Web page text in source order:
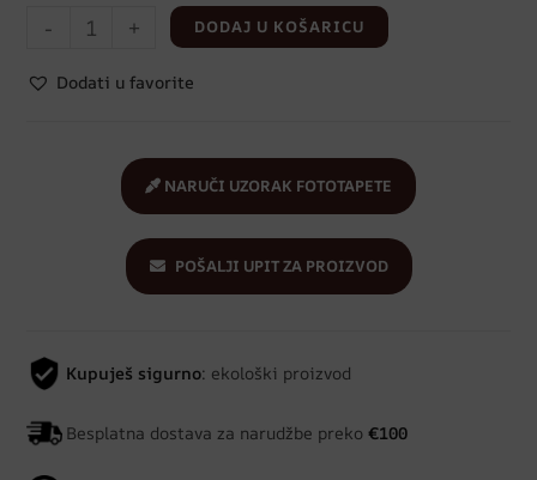
- + DODAJ U KOŠARICU
Dodati u favorite
NARUČI UZORAK FOTOTAPETE
POŠALJI UPIT ZA PROIZVOD
Kupuješ sigurno: ekološki proizvod
Besplatna dostava za narudžbe preko€100